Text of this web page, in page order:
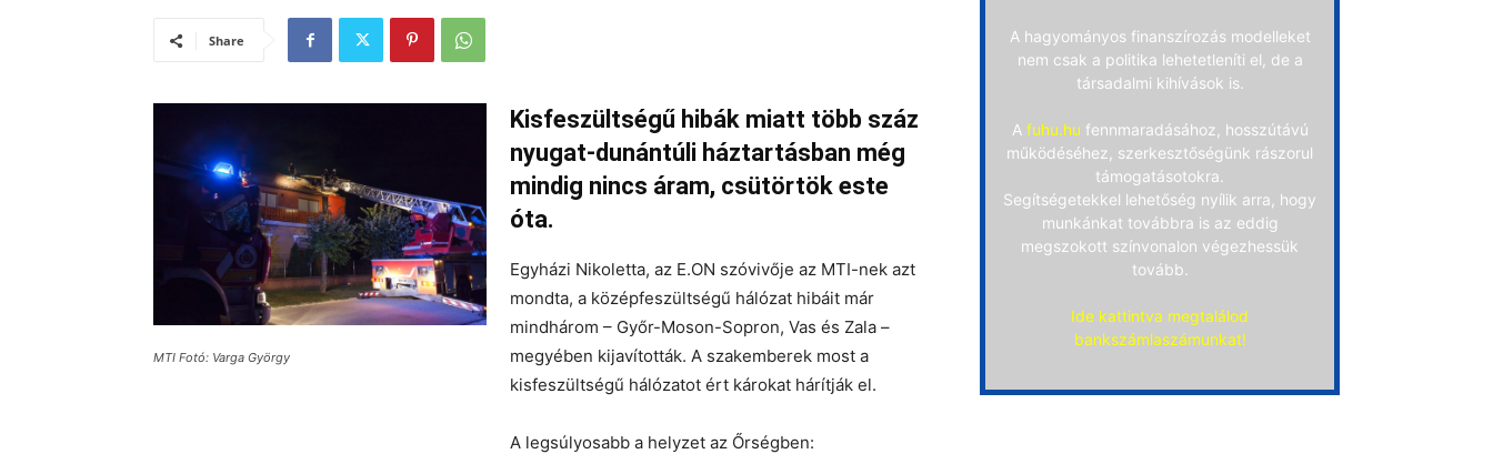
Share
MTI Fotó: Varga György
Kisfeszültségű hibák miatt több száz
nyugat-dunántúli háztartásban még
mindig nincs áram, csütörtök este
óta.
Egyházi Nikoletta, az E.ON szóvivője az MTI-nek azt
mondta, a középfeszültségű hálózat hibáit már
mindhárom – Győr-Moson-Sopron, Vas és Zala –
megyében kijavították. A szakemberek most a
kisfeszültségű hálózatot ért károkat hárítják el.
A legsúlyosabb a helyzet az Őrségben:
A hagyományos finanszírozás modelleket
nem csak a politika lehetetleníti el, de a
társadalmi kihívások is.
A fuhu.hu fennmaradásához, hosszútávú
működéséhez, szerkesztőségünk rászorul
támogatásotokra.
Segítségetekkel lehetőség nyílik arra, hogy
munkánkat továbbra is az eddig
megszokott színvonalon végezhessük
tovább.
Ide kattintva megtalálod
bankszámlaszámunkat!